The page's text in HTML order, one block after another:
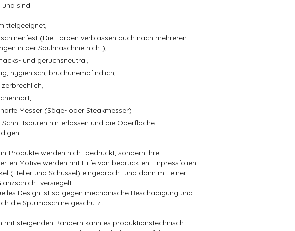
sind:
(Die Farben verblassen auch nach mehreren
in der Spülmaschine nicht),
und geruchsneutral,
hygienisch, bruchunempfindlich,
Messer (Säge- oder Steakmesser)
Schnittspuren hinterlassen und die Oberfläche
Produkte werden nicht bedruckt, sondern Ihre
Motive werden mit Hilfe von bedruckten Einpressfolien
( Teller und Schüssel) eingebracht und dann mit einer
versiegelt.
Design ist so gegen mechanische Beschädigung und
die Spülmaschine geschützt.
mit steigenden Rändern kann es produktionstechnisch